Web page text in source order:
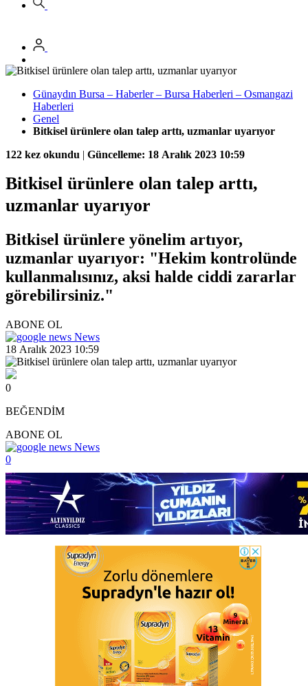
Günaydın Bursa – Haberler – Bursa Haberleri – Osmangazi
Haberleri
Genel
Bitkisel ürünlere olan talep arttı, uzmanlar uyarıyor
122 kez okundu | Güncelleme: 18 Aralık 2023 10:59
Bitkisel ürünlere olan talep arttı,
uzmanlar uyarıyor
Bitkisel ürünlere yönelim artıyor,
uzmanlar uyarıyor: "Hekim kontrolünde
kullanmalısınız, aksi halde ciddi zararlar
görebilirsiniz."
ABONE OL
News
18 Aralık 2023 10:59
0
BEĞENDİM
ABONE OL
News
0